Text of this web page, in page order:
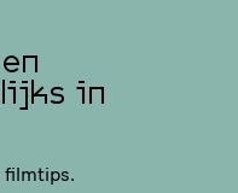
in
filmtips.